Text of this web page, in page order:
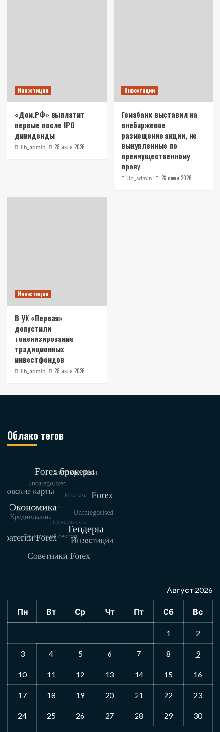
Инвестиции
«Дом.РФ» выплатит
первые после IPO
дивиденды
lib_admin 28 июля 2026
Инвестиции
Гемабанк выставил на
внебиржевое
размещение акции, не
выкупленные по
преимущественному
праву
lib_admin 28 июля 2026
Инвестиции
В УК «Первая»
допустили
токенизирование
традиционных
инвестфондов
lib_admin 28 июля 2026
Облако тегов
Август 2026
Пн Вт Ср Чт Пт Сб Вс
1 2
3 4 5 6 7 8 9
10 11 12 13 14 15 16
17 18 19 20 21 22 23
24 25 26 27 28 29 30